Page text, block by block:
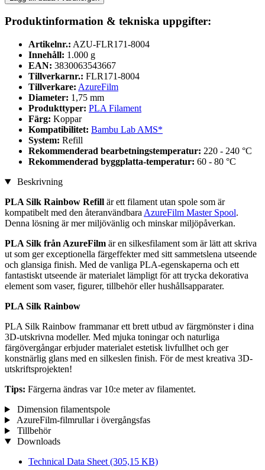
Produktinformation & tekniska uppgifter:
Artikelnr.: AZU-FLR171-8004
Innehåll: 1.000 g
EAN: 3830063543667
Tillverkarnr.: FLR171-8004
Tillverkare: AzureFilm
Diameter: 1,75 mm
Produkttyper: PLA Filament
Färg: Koppar
Kompatibilitet: Bambu Lab AMS*
System: Refill
Rekommenderad bearbetningstemperatur: 220 - 240 °C
Rekommenderad byggplatta-temperatur: 60 - 80 °C
Beskrivning
PLA Silk Rainbow Refill är ett filament utan spole som är
kompatibelt med den återanvändbara AzureFilm Master Spool.
Denna lösning är mer miljövänlig och minskar miljöpåverkan.
PLA Silk från AzureFilm är en silkesfilament som är lätt att skriva
ut som ger exceptionella färgeffekter med sitt sammetslena utseende
och glansiga finish. Med de vanliga PLA-egenskaperna och ett
fantastiskt utseende är materialet lämpligt för att trycka dekorativa
element som vaser, figurer, tillbehör eller hushållsapparater.
PLA Silk Rainbow
PLA Silk Rainbow frammanar ett brett utbud av färgmönster i dina
3D-utskrivna modeller. Med mjuka toningar och naturliga
färgövergångar erbjuder materialet estetisk livfullhet och ger
konstnärlig glans med en silkeslen finish. För de mest kreativa 3D-
utskriftsprojekten!
Tips: Färgerna ändras var 10:e meter av filamentet.
Dimension filamentspole
AzureFilm-filmrullar i övergångsfas
Tillbehör
Downloads
Technical Data Sheet (305,15 KB)